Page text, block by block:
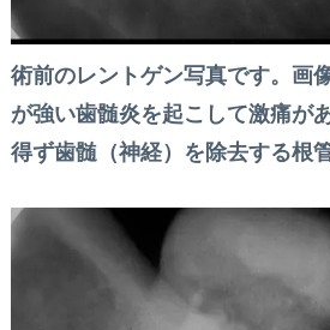
術前のレントゲン写真です。画
が強い歯髄炎を起こして激痛が
得ず歯髄（神経）を除去する根